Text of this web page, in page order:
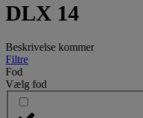
DLX 14
Beskrivelse kommer
Filtre
Fod
Vælg fod